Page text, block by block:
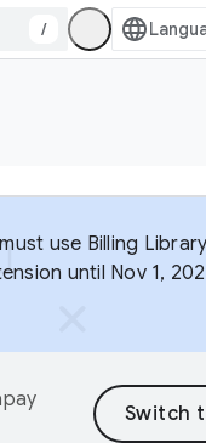
/
use Billing
until Nov 1,